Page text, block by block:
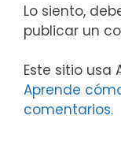
Lo siento,
publicar un
Este sitio usa
Aprende
comentarios.